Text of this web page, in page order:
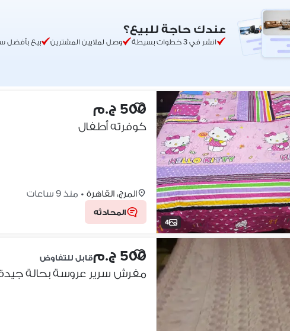
عندك حاجة للبيع؟
انشر في 3 خطوات بسيطة وصل لملايين المشترين بيع بأفضل
4
500 ج.م
كوفرته أطفال
المرج، القاهرة • منذ 9 ساعات
المحادثه
500 ج.م قابل للتفاوض
مفرش سرير عروسة بحالة